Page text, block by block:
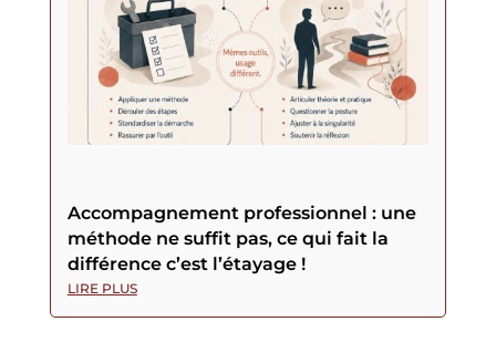
Accompagnement professionnel : une
méthode ne suffit pas, ce qui fait la
différence c’est l’étayage !
LIRE PLUS